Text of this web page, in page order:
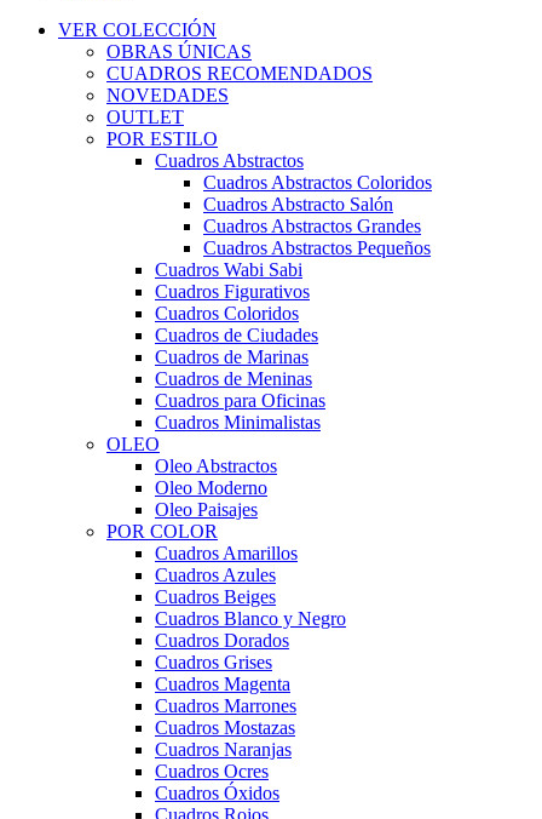
VER COLECCIÓN
OBRAS ÚNICAS
CUADROS RECOMENDADOS
NOVEDADES
OUTLET
POR ESTILO
Cuadros Abstractos
Cuadros Abstractos Coloridos
Cuadros Abstracto Salón
Cuadros Abstractos Grandes
Cuadros Abstractos Pequeños
Cuadros Wabi Sabi
Cuadros Figurativos
Cuadros Coloridos
Cuadros de Ciudades
Cuadros de Marinas
Cuadros de Meninas
Cuadros para Oficinas
Cuadros Minimalistas
OLEO
Oleo Abstractos
Oleo Moderno
Oleo Paisajes
POR COLOR
Cuadros Amarillos
Cuadros Azules
Cuadros Beiges
Cuadros Blanco y Negro
Cuadros Dorados
Cuadros Grises
Cuadros Magenta
Cuadros Marrones
Cuadros Mostazas
Cuadros Naranjas
Cuadros Ocres
Cuadros Óxidos
Cuadros Rojos